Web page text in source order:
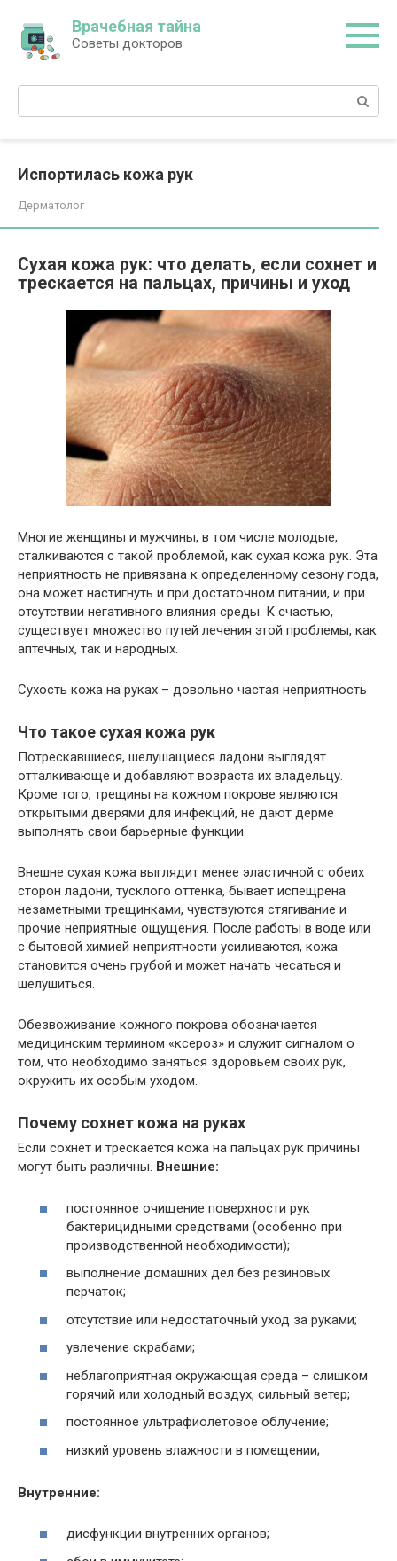
контенту
Врачебная тайна
Советы докторов
Поиск:
Испортилась кожа рук
Дерматолог
Сухая кожа рук: что делать, если сохнет и
трескается на пальцах, причины и уход
Многие женщины и мужчины, в том числе молодые,
сталкиваются с такой проблемой, как сухая кожа рук. Эта
неприятность не привязана к определенному сезону года,
она может настигнуть и при достаточном питании, и при
отсутствии негативного влияния среды. К счастью,
существует множество путей лечения этой проблемы, как
аптечных, так и народных.
Сухость кожа на руках – довольно частая неприятность
Что такое сухая кожа рук
Потрескавшиеся, шелушащиеся ладони выглядят
отталкивающе и добавляют возраста их владельцу.
Кроме того, трещины на кожном покрове являются
открытыми дверями для инфекций, не дают дерме
выполнять свои барьерные функции.
Внешне сухая кожа выглядит менее эластичной с обеих
сторон ладони, тусклого оттенка, бывает испещрена
незаметными трещинками, чувствуются стягивание и
прочие неприятные ощущения. После работы в воде или
с бытовой химией неприятности усиливаются, кожа
становится очень грубой и может начать чесаться и
шелушиться.
Обезвоживание кожного покрова обозначается
медицинским термином «ксероз» и служит сигналом о
том, что необходимо заняться здоровьем своих рук,
окружить их особым уходом.
Почему сохнет кожа на руках
Если сохнет и трескается кожа на пальцах рук причины
могут быть различны. Внешние:
постоянное очищение поверхности рук
бактерицидными средствами (особенно при
производственной необходимости);
выполнение домашних дел без резиновых
перчаток;
отсутствие или недостаточный уход за руками;
увлечение скрабами;
неблагоприятная окружающая среда – слишком
горячий или холодный воздух, сильный ветер;
постоянное ультрафиолетовое облучение;
низкий уровень влажности в помещении;
Внутренние:
дисфункции внутренних органов;